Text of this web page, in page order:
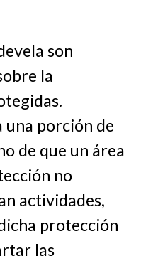
son
la
una porción de
de que un área
no
actividades,
protección
las